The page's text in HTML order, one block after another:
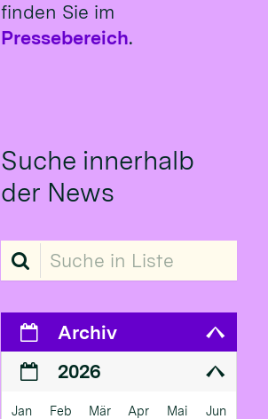
finden Sie im
Pressebereich.
Suche innerhalb
der News
Suche in Liste
Archiv
2026
Jan Feb Mär Apr Mai Jun